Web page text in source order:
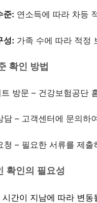
준: 연소득에 따라 차등
성: 가족 수에 따라 적정
확인 방법
방문 – 건강보험공단
담 – 고객센터에 문의하
청 – 필요한 서류를 제
확인의 필요성
시간이 지남에 따라 변